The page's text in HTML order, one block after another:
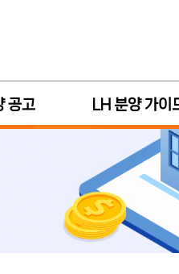
공고 LH 분양 가이